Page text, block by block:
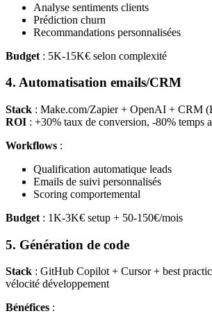
Analyse sentiments clients
Prédiction churn
Recommandations personnalisées
Budget : 5K-15K€ selon complexité
4. Automatisation emails/CRM
Stack : Make.com/Zapier + OpenAI + CRM
ROI : +30% taux de conversion, -80% temps
Workflows :
Qualification automatique leads
Emails de suivi personnalisés
Scoring comportemental
Budget : 1K-3K€ setup + 50-150€/mois
5. Génération de code
Stack : GitHub Copilot + Cursor + best
vélocité développement
Bénéfices :